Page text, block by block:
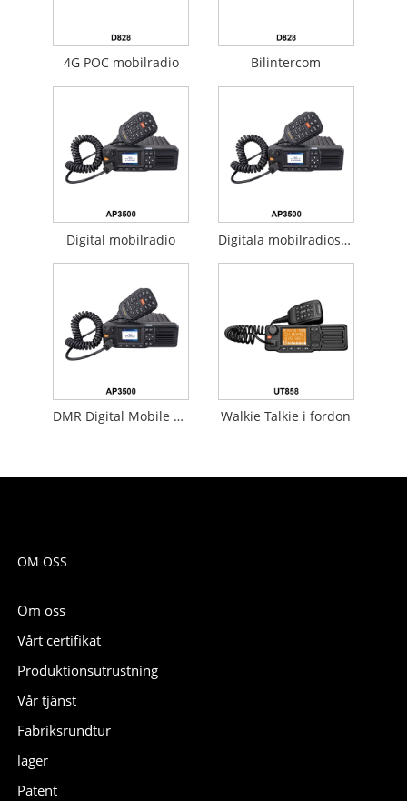
4G POC mobilradio Bilintercom
Digital mobilradio Digitala mobilradiosystem
DMR Digital Mobile Radio Walkie Talkie i fordon
OM OSS
Om oss
Vårt certifikat
Produktionsutrustning
Vår tjänst
Fabriksrundtur
lager
Patent